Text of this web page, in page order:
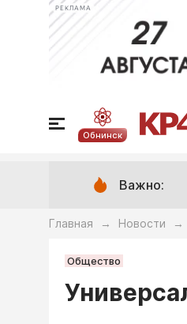
РЕКЛАМА
Обнинск
Важно:
Главная → Новости →
Общество